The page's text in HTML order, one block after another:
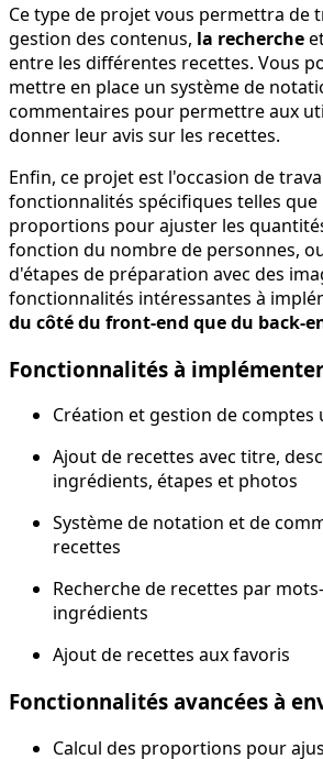
Ce type de projet vous permettra de
gestion des contenus, la recherche
entre les différentes recettes. Vous
mettre en place un système de
commentaires pour permettre aux
donner leur avis sur les recettes.
Enfin, ce projet est l'occasion de
fonctionnalités spécifiques telles que
proportions pour ajuster les
fonction du nombre de personnes,
d'étapes de préparation avec des
fonctionnalités intéressantes à
du côté du front-end que du back-
Fonctionnalités à implémenter
Création et gestion de comptes
Ajout de recettes avec titre,
ingrédients, étapes et photos
Système de notation et de
recettes
Recherche de recettes par
ingrédients
Ajout de recettes aux favoris
Fonctionnalités avancées à
Calcul des proportions pour